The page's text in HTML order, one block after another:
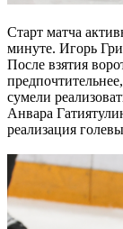
Старт матча
минуте. Игорь
После взятия
сумели
Анвара
реализация